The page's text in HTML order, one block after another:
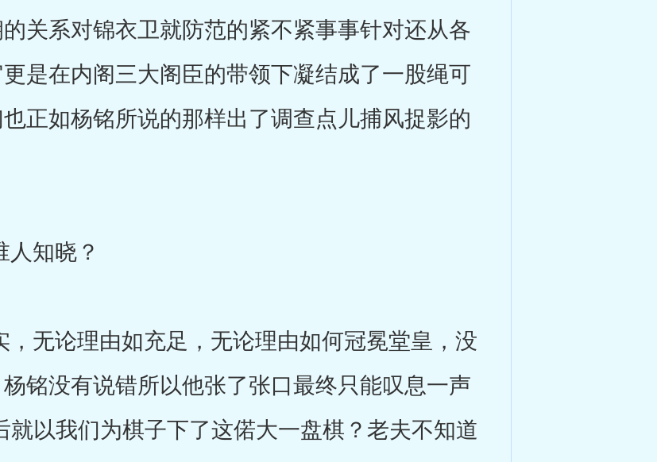
关系对锦衣卫就防范的紧不紧事事针对还从各
是在内阁三大阁臣的带领下凝结成了一股绳可
正如杨铭所说的那样出了调查点儿捕风捉影的
知晓？
论理由如充足，无论理由如何冠冕堂皇，没
铭没有说错所以他张了张口最终只能叹息一声
就以我们为棋子下了这偌大一盘棋？老夫不知道